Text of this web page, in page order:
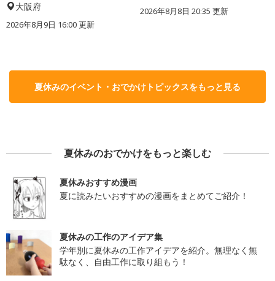
大阪府
2026年8月9日 16:00更新
2026年8月8日 20:35 更新
夏休みのイベント・おでかけトピックスをもっと見る
夏休みのおでかけをもっと楽しむ
夏休みおすすめ漫画
夏に読みたいおすすめの漫画をまとめてご紹介！
夏休みの工作のアイデア集
学年別に夏休みの工作アイデアを紹介。無理なく無
駄なく、自由工作に取り組もう！